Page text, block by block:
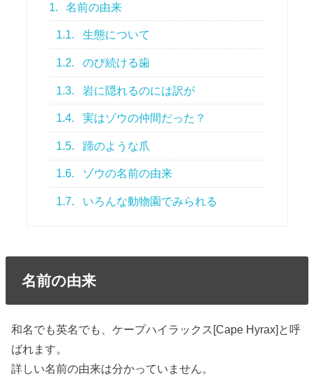
1. 名前の由来
1.1. 生態について
1.2. のび続ける歯
1.3. 岩に隠れるのには訳が
1.4. 実はゾウの仲間だった？
1.5. 蹄のような爪
1.6. ゾウの名前の由来
1.7. いろんな動物園でみられる
名前の由来
和名でも英名でも、ケープハイラックス[Cape Hyrax]と呼
ばれます。
詳しい名前の由来は分かっていません。